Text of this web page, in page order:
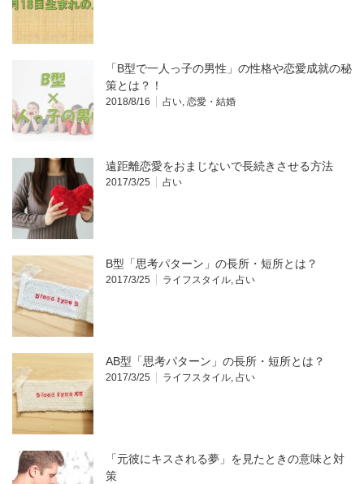
「B型で一人っ子の男性」の性格や恋愛成就の秘
策とは？！
2018/8/16 占い, 恋愛・結婚
遠距離恋愛をおまじないで長続きさせる方法
2017/3/25 占い
B型「思考パターン」の長所・短所とは？
2017/3/25 ライフスタイル, 占い
AB型「思考パターン」の長所・短所とは？
2017/3/25 ライフスタイル, 占い
「元彼にキスされる夢」を見たときの意味と対
策